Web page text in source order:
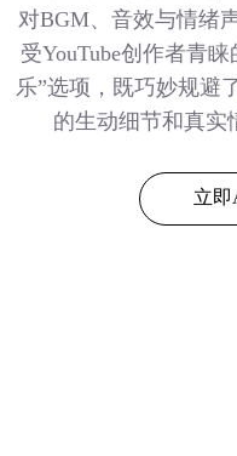
对BGM、音效与情绪
受YouTube创作者青
乐”选项，既巧妙规避
的生动细节和真实
立